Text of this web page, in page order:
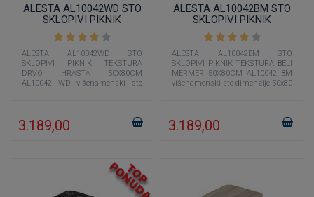
ALESTA AL10042WD STO
SKLOPIVI PIKNIK
TEKSTURA DRVO HRASTA
50X80CM
ALESTA AL10042WD STO
SKLOPIVI PIKNIK TEKSTURA
DRVO HRASTA 50X80CM
AL10042 WD višenamenski sto
3.189,00
ALESTA AL10042BM STO
SKLOPIVI PIKNIK
TEKSTURA BELI MERMER
50X80CM
ALESTA AL10042BM STO
SKLOPIVI PIKNIK TEKSTURA BELI
MERMER 50X80CM AL10042 BM
višenamenski sto dimenzije 50x80
3.189,00